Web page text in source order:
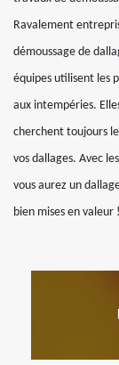
Ravalement
démoussage de
équipes utilisent les
aux intempéries.
cherchent toujours
vos dallages. Avec
vous aurez un
bien mises en valeur !